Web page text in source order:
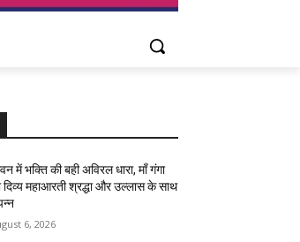
में भक्ति की बही अविरल धारा, माँ गंगा
दिव्य महाआरती श्रद्धा और उल्लास के साथ
6, 2026